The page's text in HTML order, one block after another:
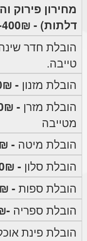
דלתות) - 150-400₪.
הובלת חדר
טייבה.
הובלת מזנון - 150-500₪
הובלת מזרן - 150-250₪
מטייבה
הובלת מיטה - 150-300₪
הובלת סלון - 150-500₪
הובלת ספות - 150-500₪
הובלת ספריה -150-500₪
הובלת פינת